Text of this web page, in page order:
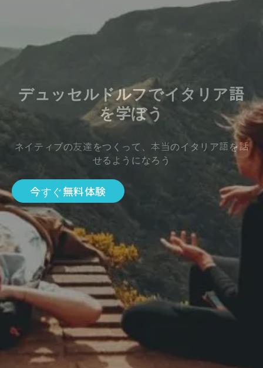
デュッセルドルフでイタリア語
を学ぼう
ネイティブの友達をつくって、本当のイタリア語を話
せるようになろう
今すぐ無料体験